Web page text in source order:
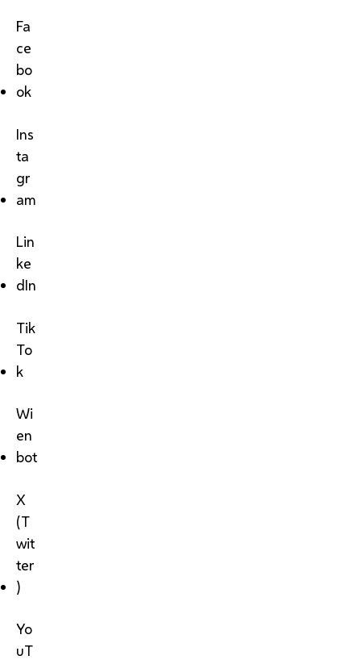
Fa
ce
bo
ok
Ins
ta
gr
am
Lin
ke
dIn
Tik
To
k
Wi
en
bot
X
(T
wit
ter
)
Yo
uT